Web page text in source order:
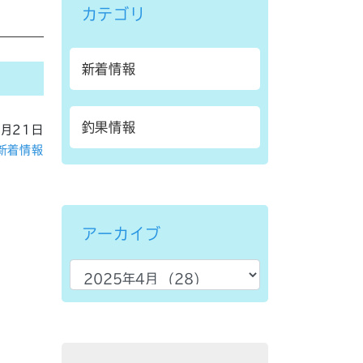
21日
着情報
カテゴリ
新着情報
釣果情報
アーカイブ